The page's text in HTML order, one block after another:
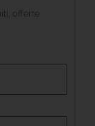
offerte